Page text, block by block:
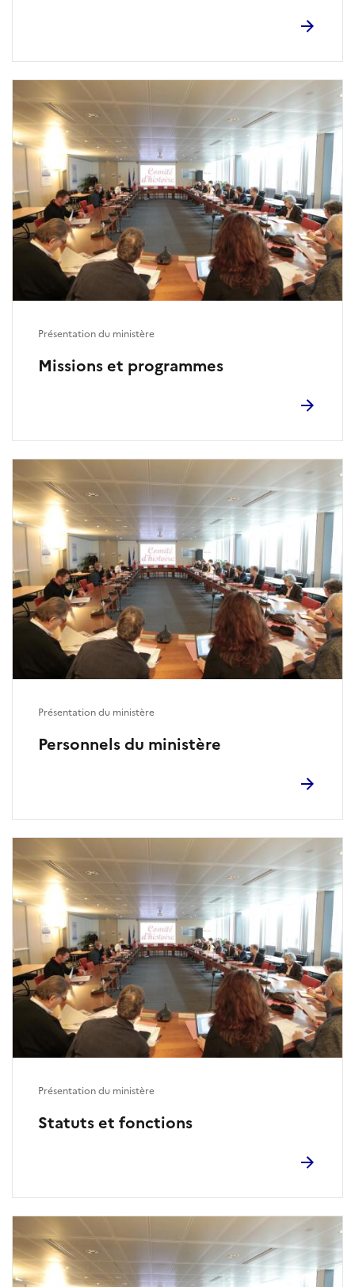
Missions et programmes
Présentation du ministère
Personnels du ministère
Présentation du ministère
Statuts et fonctions
Présentation du ministère